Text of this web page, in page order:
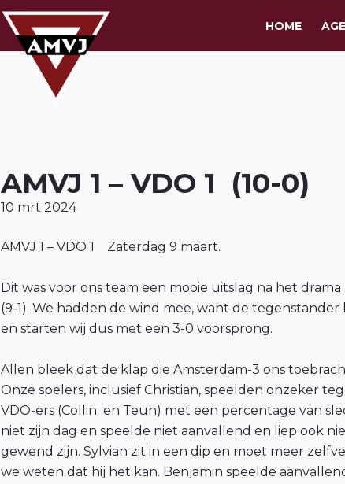
HOME
AMVJ 1 – VDO 1 (10-0)
10 mrt 2024
AMVJ 1 – VDO 1 Zaterdag 9 maart.
Dit was voor ons team een mooie uitslag na het
(9-1). We hadden de wind mee, want de
en starten wij dus met een 3-0 voorsprong.
Allen bleek dat de klap die Amsterdam-3 ons
Onze spelers, inclusief Christian, speelden onzeker
VDO-ers (Collin en Teun) met een percentage van
niet zijn dag en speelde niet aanvallend en liep ook
gewend zijn. Sylvian zit in een dip en moet meer
we weten dat hij het kan. Benjamin speelde